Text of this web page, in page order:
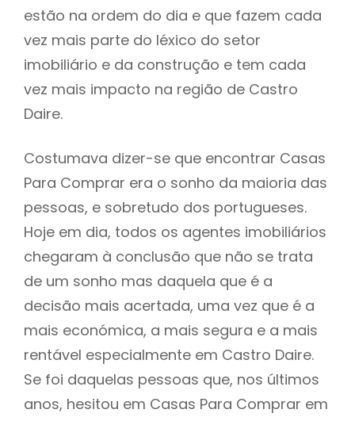
estão na ordem do dia e que fazem cada
vez mais parte do léxico do setor
imobiliário e da construção e tem cada
vez mais impacto na região de Castro
Daire.
Costumava dizer-se que encontrar Casas
Para Comprar era o sonho da maioria das
pessoas, e sobretudo dos portugueses.
Hoje em dia, todos os agentes imobiliários
chegaram à conclusão que não se trata
de um sonho mas daquela que é a
decisão mais acertada, uma vez que é a
mais económica, a mais segura e a mais
rentável especialmente em Castro Daire.
Se foi daquelas pessoas que, nos últimos
anos, hesitou em Casas Para Comprar em